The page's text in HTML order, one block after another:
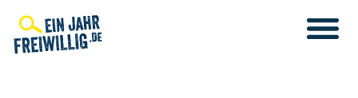
zum
Inhalt